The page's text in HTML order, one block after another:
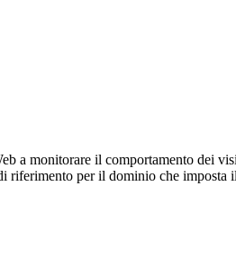
a monitorare il comportamento dei
riferimento per il dominio che imposta